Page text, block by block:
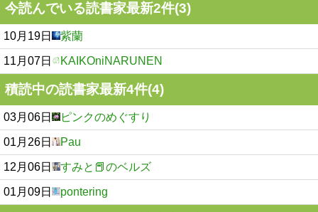
今読んでいる読書家最新2件(3)
10月19日 紫蘭
11月07日 KAIKOniNARUNEN
積読中の読書家最新4件(4)
03月06日 ピンクのめぐすり
01月26日 Pau
12月06日 すみと📕のベルズ
01月09日 pontering